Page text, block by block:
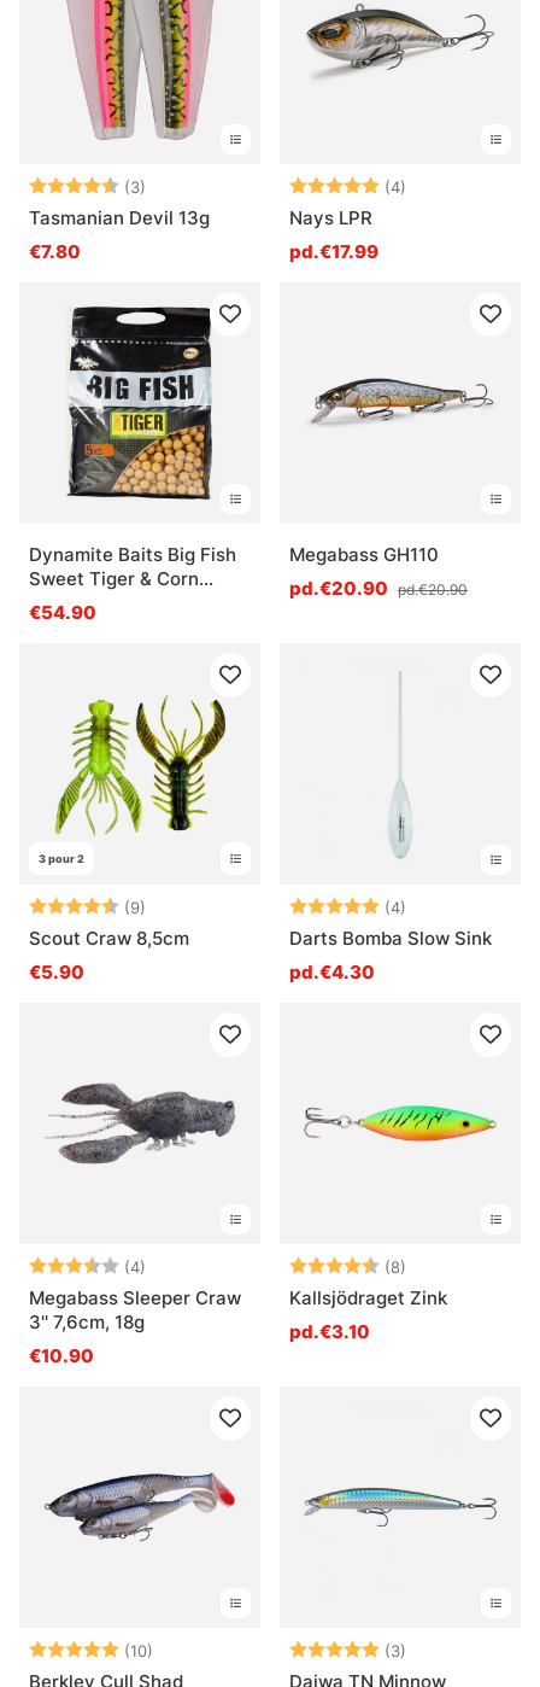
» Crankbaits
Questions fréquentes
Qu’est-ce qu’un leurre dur ?
Qu’est-ce qu’un jerkbait ?
Qu’est-ce qu’un crankbait ?
Qu’est-ce qu’un tail bait ou leurre hybride ?
Note: (3)
Tasmanian Devil 13g
€7.80
Note: (4)
Nays LPR
pd.€17.99
Dynamite Baits Big Fish
Sweet Tiger & Corn
Boilies 5kg
€54.90
Megabass GH110
pd.€20.90 pd.€20.90
3 pour 2
Note: (9)
Scout Craw 8,5cm
€5.90
Note: (4)
Darts Bomba Slow Sink
pd.€4.30
Note: (4)
Megabass Sleeper Craw
3'' 7,6cm, 18g
€10.90
Note: (8)
Kallsjödraget Zink
pd.€3.10
Note: (10)
5.0 sur 5 étoiles
Berkley Cull Shad
Note: (3)
Daiwa TN Minnow